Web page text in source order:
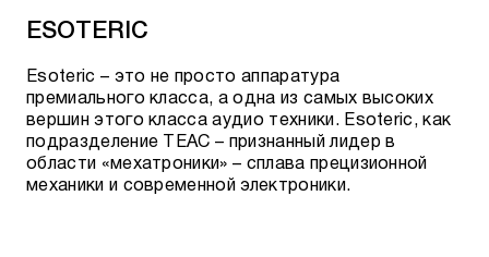
ESOTERIC
Esoteric – это не просто аппаратура
премиального класса, а одна из самых высоких
вершин этого класса аудио техники. Esoteric, как
подразделение TEAC – признанный лидер в
области «мехатроники» – сплава прецизионной
механики и современной электроники.